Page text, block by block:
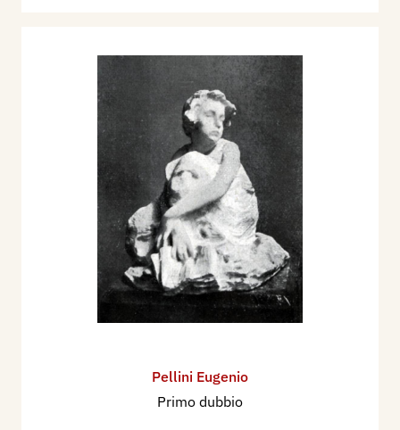
Pellini Eugenio
Primo dubbio